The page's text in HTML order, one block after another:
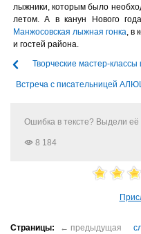
лыжники, которым было
летом. А в канун Нового
Манжосовская лыжная гонка , в
и гостей района.
Творческие мастер-
Встреча с писательницей
Ошибка в тексте? Выдели её
8 184